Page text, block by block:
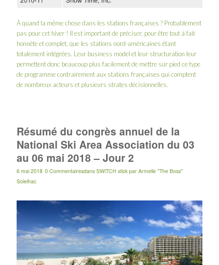
À quand la même chose dans les stations françaises ? Probablement
pas pour cet hiver ! Il est important de préciser, pour être tout à fait
honnête et complet, que les stations nord-américaines étant
totalement intégrées. Leur business model et leur structuration leur
permettent donc beaucoup plus facilement de mettre sur pied ce type
de programme contrairement aux stations françaises qui comptent
de nombreux acteurs et plusieurs strates décisionnelles.
Résumé du congrès annuel de la
National Ski Area Association du 03
au 06 mai 2018 – Jour 2
6 mai 2018 0 Commentairesdans SWiTCH stick par Armelle "The Boss"
Solelhac